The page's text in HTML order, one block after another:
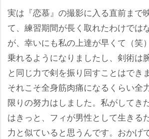
実は『恋慕』の撮影に入る直前まで
て、練習期間が長く取れたわけでは
が、幸いにも私の上達が早くて（笑
乗れるようになりましたし、剣術は
と同じ力で剣を振り回すことはでき
それこそ全身筋肉痛になるくらい全
限りの努力はしました。私がしてき
はきっと、フィが男性として生きる
力と似ていると思うんです。おかげ